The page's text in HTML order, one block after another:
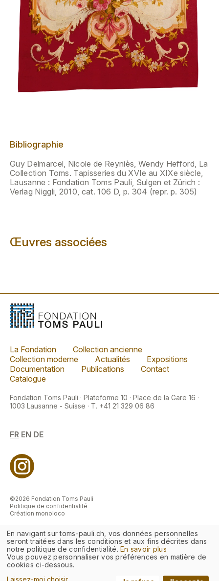
Bibliographie
Guy Delmarcel, Nicole de Reyniès, Wendy Hefford, La
Collection Toms. Tapisseries du XVIe au XIXe siècle,
Lausanne : Fondation Toms Pauli, Sulgen et Zürich :
Verlag Niggli, 2010, cat. 106 D, p. 304 (repr. p. 305)
Œuvres associées
La Fondation
Collection ancienne
Collection moderne
Actualités
Expositions
Documentation
Publications
Contact
Catalogue
Fondation Toms Pauli · Plateforme 10 · Place de la Gare 16 ·
1003 Lausanne - Suisse · T. +41 21 329 06 86
FR EN DE
©2026 Fondation Toms Pauli
Politique de confidentialité
Création monoloco
En navigant sur toms-pauli.ch, vos données personnelles
seront traitées dans les conditions et aux fins décrites dans
notre politique de confidentialité.En savoir plus
Vous pouvez personnaliser vos préférences en matière de
cookies ci-dessous.